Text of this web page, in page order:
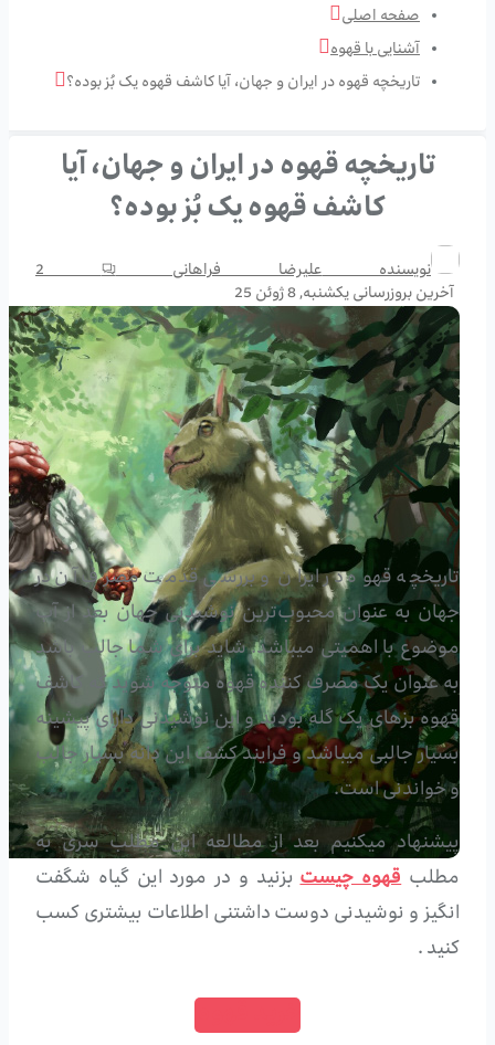
صفحه اصلی
آشنایی با قهوه
تاریخچه قهوه در ایران و جهان، آیا کاشف قهوه یک بُز بوده؟
تاریخچه قهوه در ایران و جهان، آیا
کاشف قهوه یک بُز بوده؟
نویسندهعلیرضا فراهانی
2
آخرین بروزرسانییکشنبه, 8 ژوئن 25
تاریخچه قهوه در ایران و بررسی قدمت مصرف آن در
جهان به عنوان محبوب‌ترین نوشیدنی جهان بعد از آب
موضوع با اهمیتی میباشد. شاید برای شما جالب باشد
به عنوان یک مصرف کننده قهوه متوجه شوید که کاشف
قهوه بزهای یک گله بودند و این نوشیدنی دارای پیشینه
بسیار جالبی میباشد و فرایند کشف این دانه بسیار جالب
و خواندنی است.
پیشنهاد میکنیم بعد از مطالعه این مطلب سری به
مطلبقهوه چیستبزنید و در مورد این گیاه شگفت
انگیز و نوشیدنی دوست داشتنی اطلاعات بیشتری کسب
کنید .